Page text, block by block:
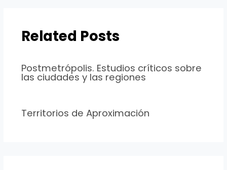
Related Posts
Postmetrópolis. Estudios críticos sobre
las ciudades y las regiones
Territorios de Aproximación